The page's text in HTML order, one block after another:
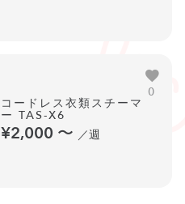
コードレス衣類スチーマ
ー TAS-X6
¥2,000 〜 ／週
0